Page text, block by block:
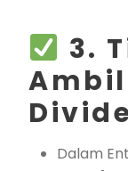
3.
Dalam